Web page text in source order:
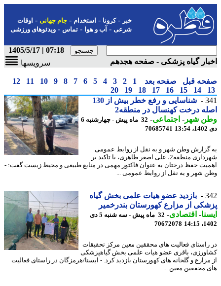
-کرونا-استخدام- جام جهانی-اوقات
شرعی-آب و هوا-تماس-ویدئوهای ورزشی
07:18 | 1405/5/17
گیاه پزشکی - صفحه هجدهم
سرویسها
قبل صفحه بعد 1
2
3
4
5
6
7
8
9
10
11
12
14
15
16
17
18
19
20
شناسایی و رفع خطر بیش از 130
درخت کهنسال در منطقه2
شهر-اجتماعی-
32 ماه پیش - چهارشنبه 6
70685741
وطن شهر و به نقل از روابط عمومی
شهرداری منطقه2، علی اصغر طاهری، با تاکید بر
حفظ درختان به عنوان فاکتور مهمی در منابع طبیعی و محیط زیست گفت: -
شهر و به نقل از روابط عمومی ...
بازدید عضو هیات علمی بخش گیاه
از مزارع کهورستان بندرخمیر
-اقتصادی-
32 ماه پیش - سه شنبه 5 دی
70672078
فعالیت های محققین معین مرکز تحقیقات
باقری عضو هیات علمی بخش گیاهپزشکی
و گلخانه های کهورستان بازدید کرد. - ایسنا/هرمزگان در راستای فعالیت
محققین معین ...